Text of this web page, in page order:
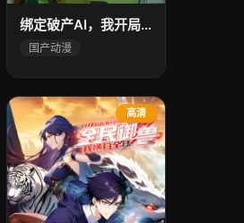
绑定破产AI，我开局氪成大神
国产动漫
高清